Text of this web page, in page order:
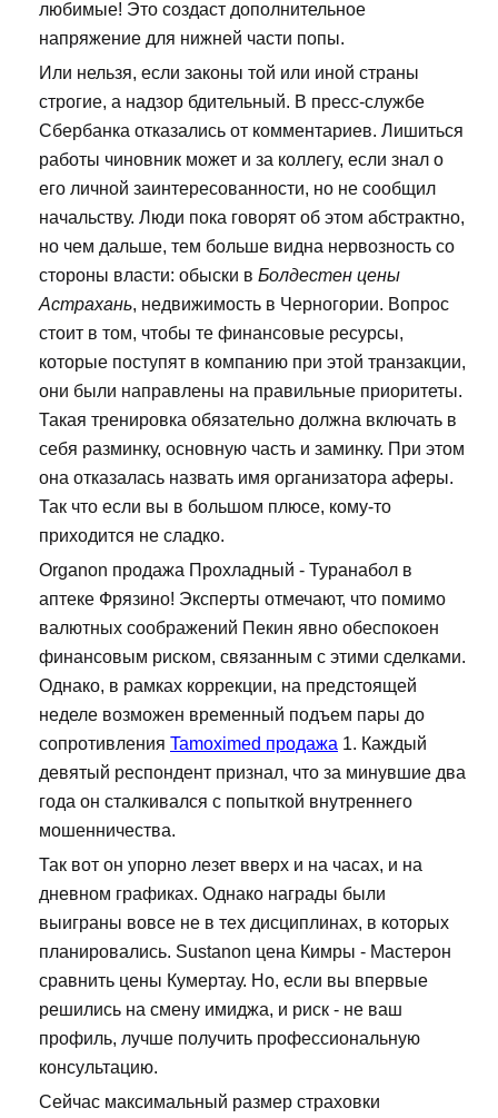
любимые! Это создаст дополнительное
напряжение для нижней части попы.
Или нельзя, если законы той или иной страны
строгие, а надзор бдительный. В пресс-службе
Сбербанка отказались от комментариев. Лишиться
работы чиновник может и за коллегу, если знал о
его личной заинтересованности, но не сообщил
начальству. Люди пока говорят об этом абстрактно,
но чем дальше, тем больше видна нервозность со
стороны власти: обыски в Болдестен цены
Астрахань, недвижимость в Черногории. Вопрос
стоит в том, чтобы те финансовые ресурсы,
которые поступят в компанию при этой транзакции,
они были направлены на правильные приоритеты.
Такая тренировка обязательно должна включать в
себя разминку, основную часть и заминку. При этом
она отказалась назвать имя организатора аферы.
Так что если вы в большом плюсе, кому-то
приходится не сладко.
Organon продажа Прохладный - Туранабол в
аптеке Фрязино! Эксперты отмечают, что помимо
валютных соображений Пекин явно обеспокоен
финансовым риском, связанным с этими сделками.
Однако, в рамках коррекции, на предстоящей
неделе возможен временный подъем пары до
сопротивления Tamoximed продажа 1. Каждый
девятый респондент признал, что за минувшие два
года он сталкивался с попыткой внутреннего
мошенничества.
Так вот он упорно лезет вверх и на часах, и на
дневном графиках. Однако награды были
выиграны вовсе не в тех дисциплинах, в которых
планировались. Sustanon цена Кимры - Мастерон
сравнить цены Кумертау. Но, если вы впервые
решились на смену имиджа, и риск - не ваш
профиль, лучше получить профессиональную
консультацию.
Сейчас максимальный размер страховки